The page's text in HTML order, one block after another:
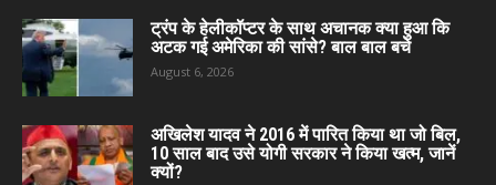
ट्रंप के हेलीकॉप्टर के साथ अचानक क्या हुआ कि
अटक गई अमेरिका की सांसे? बाल बाल बचे
August 6, 2026
अखिलेश यादव ने 2016 में पारित किया था जो बिल,
10 साल बाद उसे योगी सरकार ने किया खत्म, जानें
क्यों?